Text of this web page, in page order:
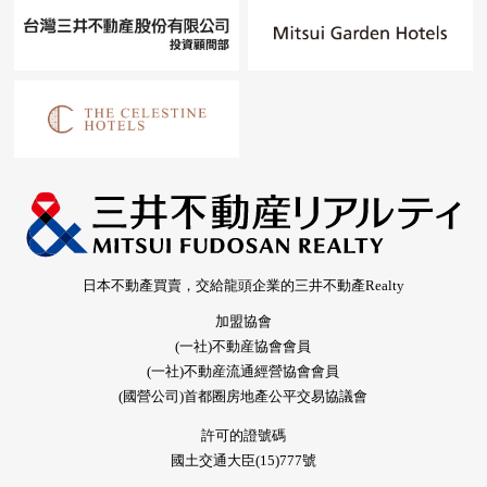
日本不動產買賣，交給龍頭企業的三井不動產Realty
加盟協會
(一社)不動産協會會員
(一社)不動産流通經營協會會員
(國營公司)首都圈房地產公平交易協議會
許可的證號碼
國土交通大臣(15)777號